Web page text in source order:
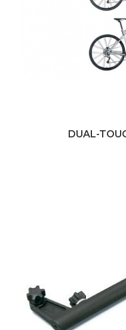
DUAL-